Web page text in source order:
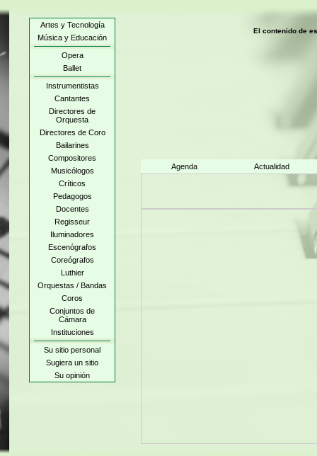
Artes y Tecnología
Música y Educación
Opera
Ballet
Instrumentistas
Cantantes
Directores de
Orquesta
Directores de Coro
Bailarines
Compositores
Musicólogos
Críticos
Pedagogos
Docentes
Regisseur
Iluminadores
Escenógrafos
Coreógrafos
Luthier
Orquestas / Bandas
Coros
Conjuntos de
Cámara
Instituciones
Su sitio personal
Sugiera un sitio
Su opinión
Agenda Actualidad
El contenido de